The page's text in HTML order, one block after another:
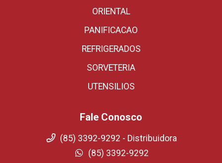
ORIENTAL
PANIFICACAO
REFRIGERADOS
SORVETERIA
UTENSILIOS
Fale Conosco
(85) 3392-9292 - Distribuidora
(85) 3392-9292